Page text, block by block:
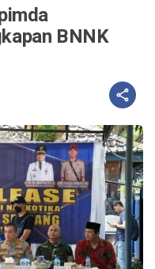
BNNK